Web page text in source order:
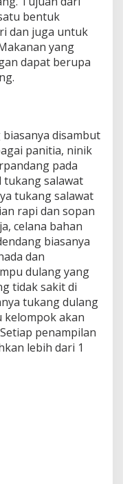
bentuk
dan juga untuk
yang
dapat berupa
disambut
panitia, ninik
pada
tukang salawat
tukang salawat
rapi dan sopan
celana bahan
biasanya
dan
dulang yang
tidak sakit di
tukang dulang
akan
penampilan
lebih dari 1